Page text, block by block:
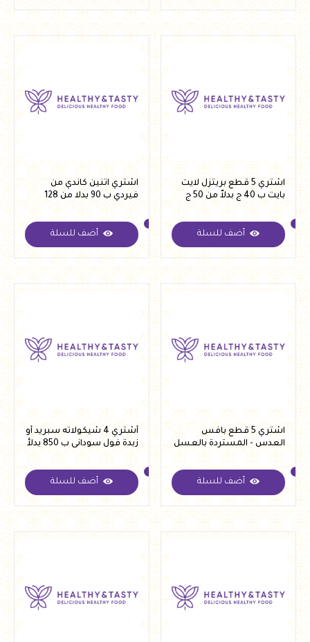
اشتري 5 قطع بريتزل لايت
بايت ب 40 ج بدلاّ من 50 ج
أضف للسلة
اشتري اتنين كاندي من
فيردي ب 90 بدلا من 128
أضف للسلة
اشتري 5 قطع بافس
العدس - المستردة بالعسل
ب 60 ج بدلاّ من 75 ج
أضف للسلة
أشتري 4 شيكولاته سبريد أو
زبدة فول سودانى ب 850 بدلأ
من 1200
أضف للسلة